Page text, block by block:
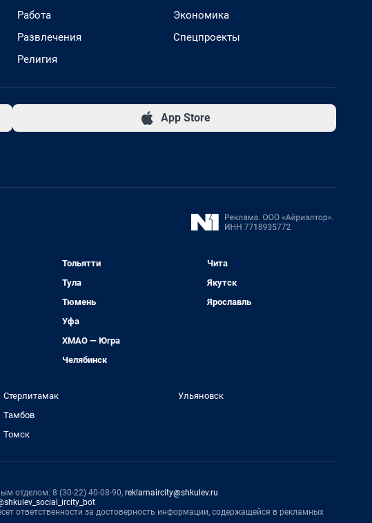
Работа
Развлечения
Религия
Экономика
Спецпроекты
App Store
Тольятти
Тула
Тюмень
Уфа
ХМАО — Югра
Челябинск
Чита
Якутск
Ярославль
Стерлитамак
Тамбов
Томск
Ульяновск
отделом: 8 (30-22) 40-08-90, reklamaircity@shkulev.ru
ответственности за достоверность информации, содержащейся в рекламных